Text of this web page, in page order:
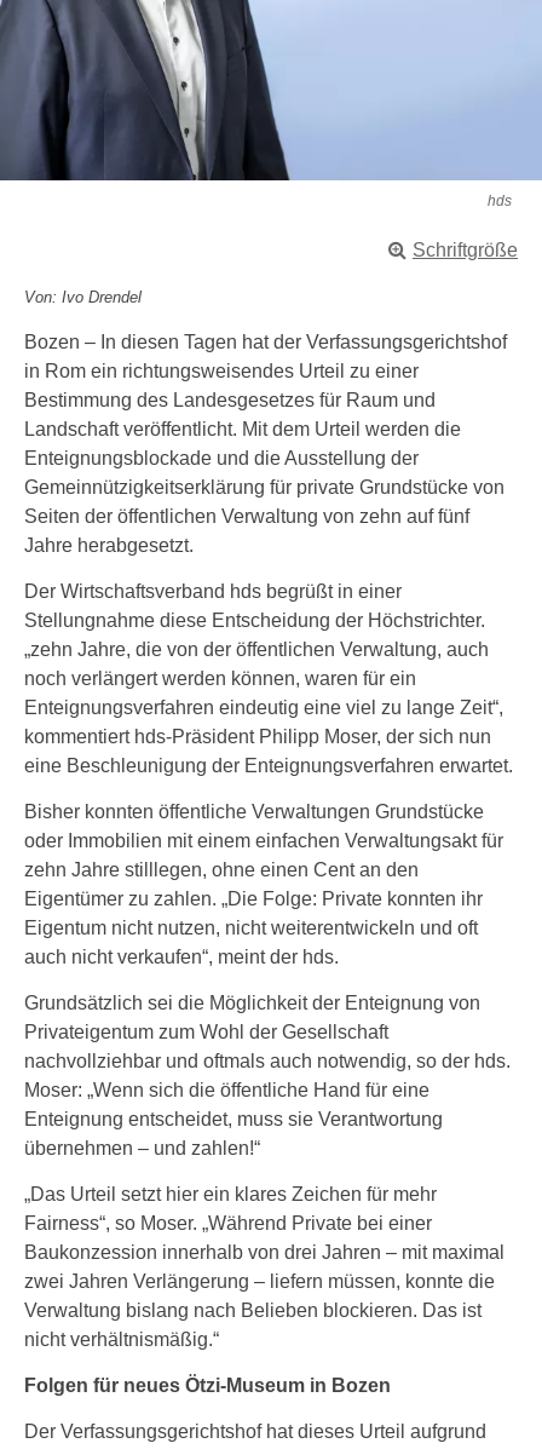
hds
Schriftgröße
Von: Ivo Drendel
Bozen – In diesen Tagen hat der Verfassungsgerichtshof
in Rom ein richtungsweisendes Urteil zu einer
Bestimmung des Landesgesetzes für Raum und
Landschaft veröffentlicht. Mit dem Urteil werden die
Enteignungsblockade und die Ausstellung der
Gemeinnützigkeitserklärung für private Grundstücke von
Seiten der öffentlichen Verwaltung von zehn auf fünf
Jahre herabgesetzt.
Der Wirtschaftsverband hds begrüßt in einer
Stellungnahme diese Entscheidung der Höchstrichter.
„zehn Jahre, die von der öffentlichen Verwaltung, auch
noch verlängert werden können, waren für ein
Enteignungsverfahren eindeutig eine viel zu lange Zeit“,
kommentiert hds-Präsident Philipp Moser, der sich nun
eine Beschleunigung der Enteignungsverfahren erwartet.
Bisher konnten öffentliche Verwaltungen Grundstücke
oder Immobilien mit einem einfachen Verwaltungsakt für
zehn Jahre stilllegen, ohne einen Cent an den
Eigentümer zu zahlen. „Die Folge: Private konnten ihr
Eigentum nicht nutzen, nicht weiterentwickeln und oft
auch nicht verkaufen“, meint der hds.
Grundsätzlich sei die Möglichkeit der Enteignung von
Privateigentum zum Wohl der Gesellschaft
nachvollziehbar und oftmals auch notwendig, so der hds.
Moser: „Wenn sich die öffentliche Hand für eine
Enteignung entscheidet, muss sie Verantwortung
übernehmen – und zahlen!“
„Das Urteil setzt hier ein klares Zeichen für mehr
Fairness“, so Moser. „Während Private bei einer
Baukonzession innerhalb von drei Jahren – mit maximal
zwei Jahren Verlängerung – liefern müssen, konnte die
Verwaltung bislang nach Belieben blockieren. Das ist
nicht verhältnismäßig.“
Folgen für neues Ötzi-Museum in Bozen
Der Verfassungsgerichtshof hat dieses Urteil aufgrund